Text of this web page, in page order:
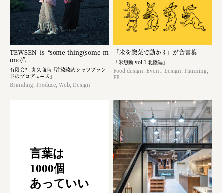
TEWSEN is “some-thing(some-m
ono)”.
有限会社 丸久商店「注染染めシャツブラン
ドのプロデュース」
Branding, Produce, Web, Design
「米を惣菜で動かす」が合言葉
「米惣動 vol.1 北陸編」
Food design, Event, Design, Planning,
PR
言葉は
1000個
あっていい